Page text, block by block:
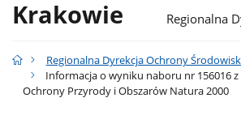
Krakowie
Regionalna
Regionalna Dyrekcja Ochrony
Informacja o wyniku naboru nr 156016
Ochrony Przyrody i Obszarów Natura 2000